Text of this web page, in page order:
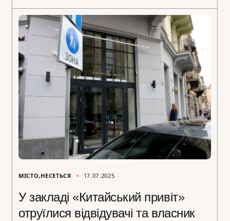
МІСТО НЕСЕТЬСЯ 17.07.2025
У закладі «Китайський привіт»
отруїлися відвідувачі та власник